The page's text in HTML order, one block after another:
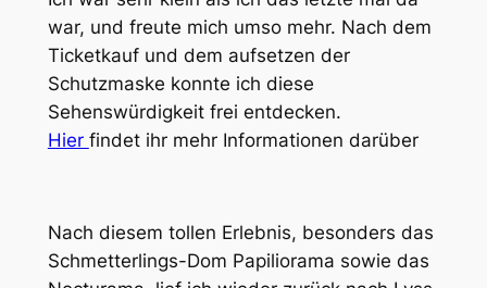
war, und freute mich umso mehr. Nach dem
Ticketkauf und dem aufsetzen der
Schutzmaske konnte ich diese
Sehenswürdigkeit frei entdecken.
Hier findet ihr mehr Informationen darüber
Nach diesem tollen Erlebnis, besonders das
Schmetterlings-Dom Papiliorama sowie das